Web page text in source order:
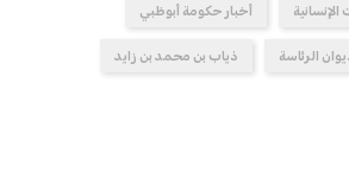
أخبار حكومة أبوظبي
الرئاسة ذياب بن محمد بن زايد